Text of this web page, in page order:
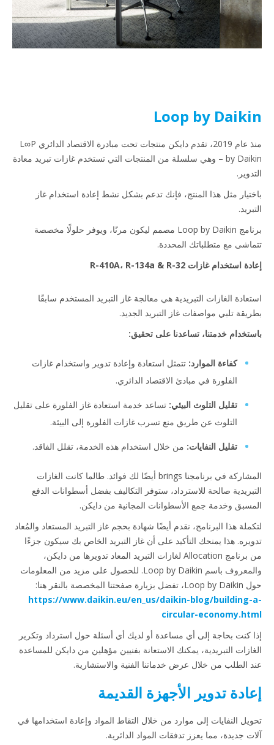
Loop by Daikin
منذ عام 2019، تقدم دايكن منتجات تحت مبادرة الاقتصاد الدائري L∞P
by Daikin – وهي سلسلة من المنتجات التي تستخدم غازات تبريد معادة
التدوير.
باختيار مثل هذا المنتج، فإنك تدعم بشكل نشط إعادة استخدام غاز
التبريد.
برنامج Loop by Daikin مصمم ليكون مرنًا، ويوفر حلولًا مخصصة
تتماشى مع متطلباتك المحددة.
إعادة استخدام غازات R-410A، R-134a & R-32
استعادة الغازات التبريدية هي معالجة غاز التبريد المستخدم سابقًا
بطريقة تلبي مواصفات غاز التبريد الجديد.
باستخدام خدمتنا، تساعدنا على تحقيق:
كفاءة الموارد: تتمثل استعادة وإعادة تدوير واستخدام غازات
الفلورة في مبادئ الاقتصاد الدائري.
تقليل التلوث البيئي:تساعد خدمة استعادة غاز الفلورة على تقليل
التلوث عن طريق منع تسرب غازات الفلورة إلى البيئة.
تقليل النفايات:من خلال استخدام هذه الخدمة، تقلل الفاقد.
المشاركة في برنامجنا brings أيضًا لك فوائد. طالما كانت الغازات
التبريدية صالحة للاسترداد، ستوفر التكاليف بفضل أسطوانات الدفع
المسبق وخدمة جمع الأسطوانات المجانية من دايكن.
لتكملة هذا البرنامج، نقدم أيضًا شهادة بحجم غاز التبريد المستعاد والمُعاد
تدويره. هذا يمنحك التأكيد على أن غاز التبريد الخاص بك سيكون جزءًا
من برنامج Allocation لغازات التبريد المعاد تدويرها من دايكن،
والمعروف باسم Loop by Daikin. للحصول على مزيد من المعلومات
حول Loop by Daikin، تفضل بزيارة صفحتنا المخصصة بالنقر هنا:
https://www.daikin.eu/en_us/daikin-blog/building-a-
circular-economy.html
إذا كنت بحاجة إلى أي مساعدة أو لديك أي أسئلة حول استرداد وتكرير
الغازات التبريدية، يمكنك الاستعانة بفنيين مؤهلين من دايكن للمساعدة
عند الطلب من خلال عرض خدماتنا الفنية والاستشارية.
إعادة تدوير الأجهزة القديمة
تحويل النفايات إلى موارد من خلال التقاط المواد وإعادة استخدامها في
آلات جديدة، مما يعزز تدفقات المواد الدائرية.